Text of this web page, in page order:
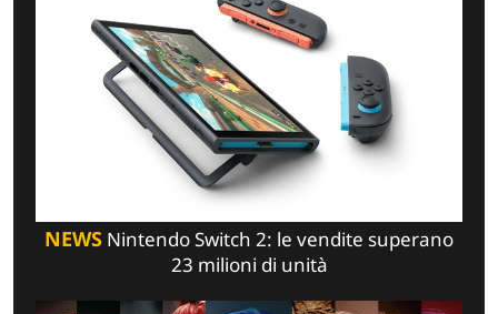
NEWS Nintendo Switch 2: le vendite superano
23 milioni di unità